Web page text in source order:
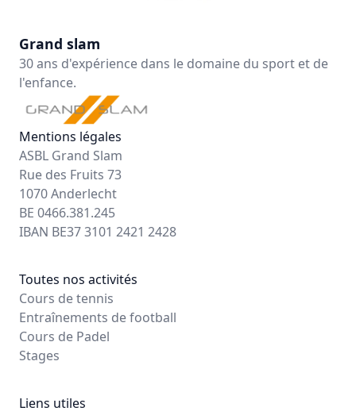
Grand slam
30 ans d'expérience dans le domaine du sport et de
l'enfance.
Mentions légales
ASBL Grand Slam
Rue des Fruits 73
1070 Anderlecht
BE 0466.381.245
IBAN BE37 3101 2421 2428
Toutes nos activités
Cours de tennis
Entraînements de football
Cours de Padel
Stages
Liens utiles